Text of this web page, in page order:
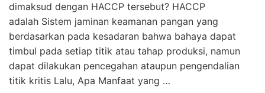
dimaksud dengan HACCP tersebut? HACCP
adalah Sistem jaminan keamanan pangan yang
berdasarkan pada kesadaran bahwa bahaya dapat
timbul pada setiap titik atau tahap produksi, namun
dapat dilakukan pencegahan ataupun pengendalian
titik kritis Lalu, Apa Manfaat yang …